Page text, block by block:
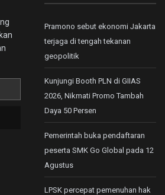
Pramono sebut ekonomi Jakarta
terjaga di tengah tekanan
geopolitik
Kunjungi Booth PLN di GIIAS
2026, Nikmati Promo Tambah
Daya 50 Persen
Pemerintah buka pendaftaran
peserta SMK Go Global pada 12
Agustus
LPSK percepat pemenuhan hak